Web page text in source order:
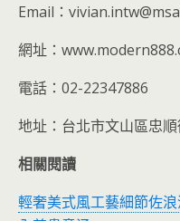
Email：
網址：
電話：02-22347886
地址：台北市文山區忠
相關閱讀
輕奢美式風工藝細節佐